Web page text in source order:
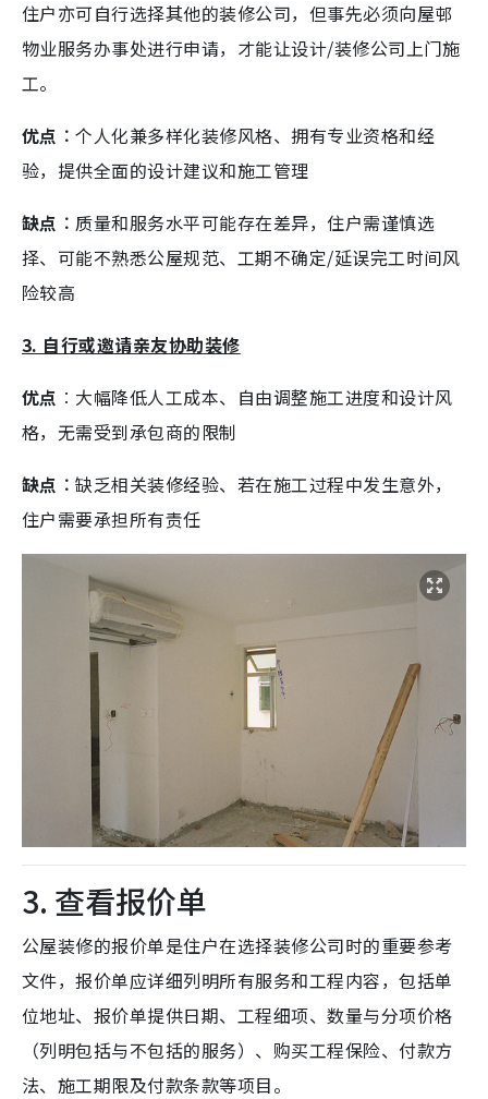
住户亦可自行选择其他的装修公司，但事先必须向屋邨
物业服务办事处进行申请，才能让设计/装修公司上门施
工。
优点︰个人化兼多样化装修风格、拥有专业资格和经
验，提供全面的设计建议和施工管理
缺点︰质量和服务水平可能存在差异，住户需谨慎选
择、可能不熟悉公屋规范、工期不确定/延误完工时间风
险较高
3. 自行或邀请亲友协助装修
优点 ︰大幅降低人工成本、自由调整施工进度和设计风
格，无需受到承包商的限制
缺点︰缺乏相关装修经验、若在施工过程中发生意外，
住户需要承担所有责任
3. 查看报价单
公屋装修的报价单是住户在选择装修公司时的重要参考
文件，报价单应详细列明所有服务和工程内容，包括单
位地址、报价单提供日期、工程细项、数量与分项价格
（列明包括与不包括的服务）、购买工程保险、付款方
法、施工期限及付款条款等项目。